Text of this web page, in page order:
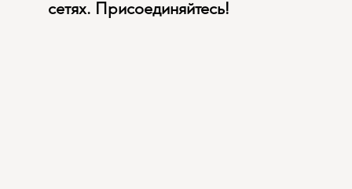
сетях. Присоединяйтесь!